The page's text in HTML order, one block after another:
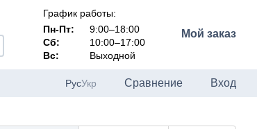
График работы:
Пн-Пт:
9:00–18:00
Сб:
10:00–17:00
Вс:
Выходной
Мой заказ
РусУкр Сравнение Вход